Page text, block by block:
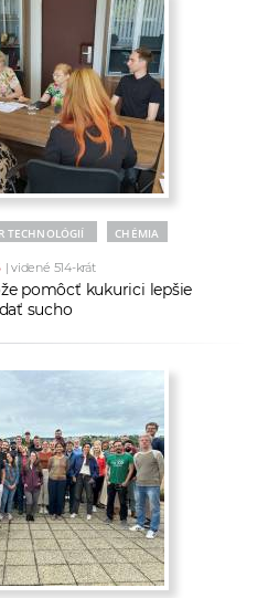
TECHNOLÓGIÍ CHÉMIA
| videné 514-krát
pomôcť kukurici lepšie
sucho